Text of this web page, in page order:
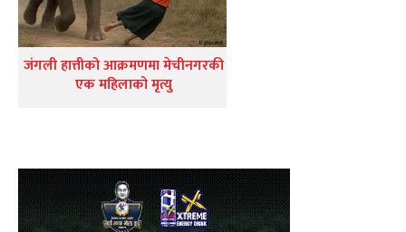
जंगली हात्तीको आक्रमणमा मेचीनगरकी
एक महिलाको मृत्यु